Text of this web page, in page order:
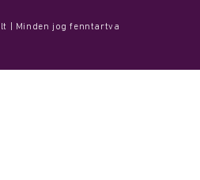
| Minden jog fenntartva